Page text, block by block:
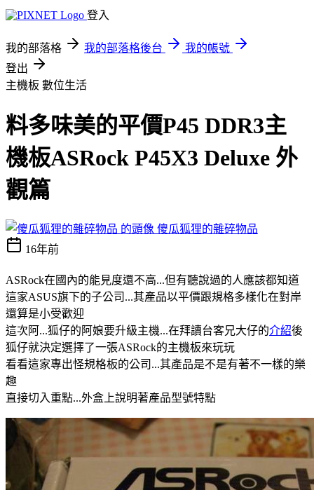
登入
我的部落格 我的部落格後台
我的帳號
登出
主機板 數位生活
料多味美的平價P45 DDR3主
機板ASRock P45X3 Deluxe 外
觀篇
傻瓜狐狸的雜碎物品
16年前
ASRock在國內的能見度還不高...但有聽說過的人應該都知道
這家ASUS旗下的子公司...其產品以平價跟規格多樣化在對岸
還算是小受歡迎
這次阿...狐仔的阿娘要升級主機...在拜讀台客兄大仔的介紹後
狐仔就決定選擇了一張ASRock的主機板來玩玩
看看這家專出怪規格板的公司...其產品是不是有著不一樣的樂
趣
直接切入重點...外盒上說明著產品型號特點